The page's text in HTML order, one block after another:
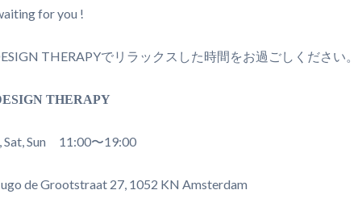
for you !
THERAPYでリラックスした時間をお過ごしください。
THERAPY
Sat, Sun 11:00〜19:00
de Grootstraat 27, 1052 KN Amsterdam